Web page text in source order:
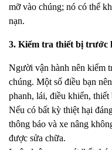
mỡ vào chúng; nó có thể
nạn.
3. Kiểm tra thiết bị trước
Người vận hành nên kiểm
chúng. Một số điều bạn
phanh, lái, điều khiển,
Nếu có bất kỳ thiệt hại
thông báo và xe nâng
được sửa chữa.